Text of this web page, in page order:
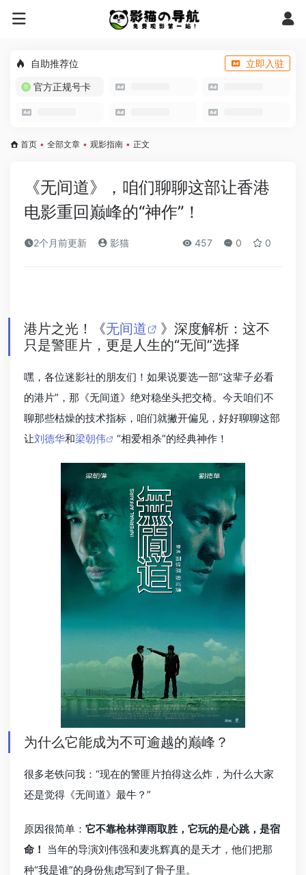
自助推荐位
立即入驻
官方正规号卡
首页 • 全部文章 • 观影指南 • 正文
《无间道》，咱们聊聊这部让香港
电影重回巅峰的“神作”！
2个月前更新 影猫 457 0 0
港片之光！《无间道
》深度解析：这不
只是警匪片，更是人生的“无间”选择
嘿，各位迷影社的朋友们！如果说要选一部“这辈子必看
的港片”，那《无间道》绝对稳坐头把交椅。今天咱们不
聊那些枯燥的技术指标，咱们就撇开偏见，好好聊聊这部
让刘德华和梁朝伟 “相爱相杀”的经典神作！
为什么它能成为不可逾越的巅峰？
很多老铁问我：“现在的警匪片拍得这么炸，为什么大家
还是觉得《无间道》最牛？”
原因很简单： 它不靠枪林弹雨取胜，它玩的是心跳，是宿
命！ 当年的导演刘伟强和麦兆辉真的是天才，他们把那
种“我是谁”的身份焦虑写到了骨子里。